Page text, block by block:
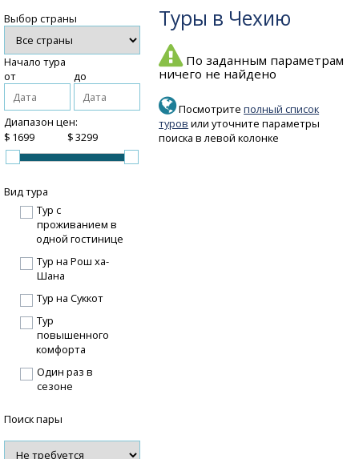
Туры в Чехию
По заданным параметрам
ничего не найдено
Посмотритеполный список
туров или уточните параметры
поиска в левой колонке
Выбор страны
Начало тура
от
до
Диапазон цен:
$
$
Вид тура
Тур с
проживанием в
одной гостинице
Тур на Рош ха-
Шана
Тур на Суккот
Тур
повышенного
комфорта
Один раз в
сезоне
Поиск пары